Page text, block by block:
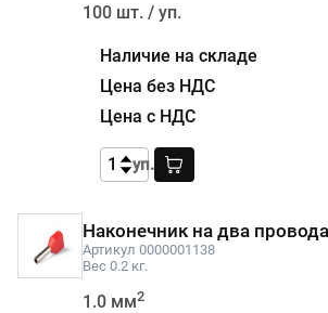
100 шт. / уп.
уп.
Наконечник на два
Артикул 0000001138
Вес 0.2 кг.
1.0 мм2